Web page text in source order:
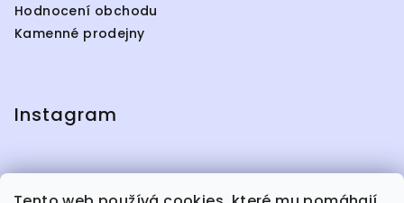
Hodnocení obchodu
Kamenné prodejny
Instagram